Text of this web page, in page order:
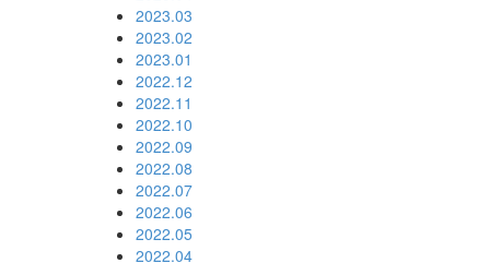
2023.03
2023.02
2023.01
2022.12
2022.11
2022.10
2022.09
2022.08
2022.07
2022.06
2022.05
2022.04